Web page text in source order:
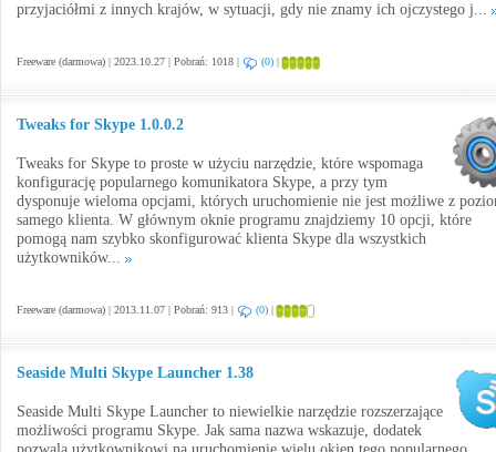
przyjaciółmi z innych krajów, w sytuacji, gdy nie znamy ich ojczystego j...
Freeware (darmowa) | 2023.10.27 | Pobrań: 1018 | (0) |
Tweaks for Skype 1.0.0.2
Tweaks for Skype to proste w użyciu narzędzie, które wspomaga
konfigurację popularnego komunikatora Skype, a przy tym
dysponuje wieloma opcjami, których uruchomienie nie jest możliwe z
samego klienta. W głównym oknie programu znajdziemy 10 opcji, które
pomogą nam szybko skonfigurować klienta Skype dla wszystkich
użytkowników...
Freeware (darmowa) | 2013.11.07 | Pobrań: 913 | (0) |
Seaside Multi Skype Launcher 1.38
Seaside Multi Skype Launcher to niewielkie narzędzie rozszerzające
możliwości programu Skype. Jak sama nazwa wskazuje, dodatek